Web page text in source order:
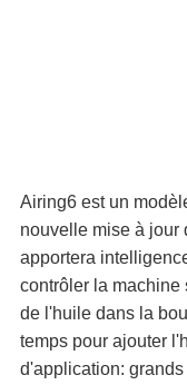
Airing6 est un
nouvelle mise à jour
apportera
contrôler la machine
de l'huile dans la
temps pour ajouter
d'application: grands